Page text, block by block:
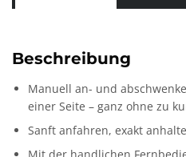
Beschreibung
Manuell an- und
einer Seite – ganz ohne zu
Sanft anfahren, exakt
Mit der handlichen